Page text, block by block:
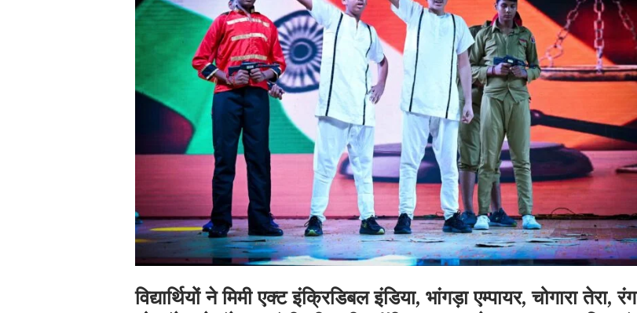
विद्यार्थियों ने मिमी एक्ट इंक्रिडिबल इंडिया, भांगड़ा एम्पायर, चोगारा तेरा, रंग